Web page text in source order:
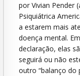
por Vivian Pender
Psiquiátrica
a estarem mais
doença mental.
declaração, elas
seguirá ou não
outro “balanço do